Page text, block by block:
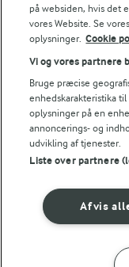
Varm kakao
dadler og
på websiden, hvis det
vores Website. Se
oplysninger. Cookie
Vi og vores partnere
Bruge præcise
enhedskarakteristika
oplysninger på en
annoncerings- og
udvikling af tjenester.
Liste over partnere
Afvis